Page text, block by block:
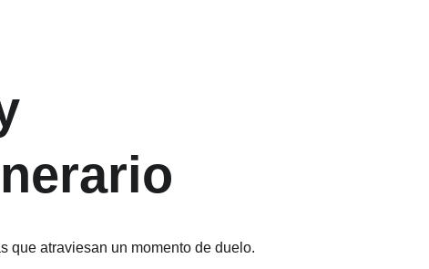
que atraviesan un momento de duelo.